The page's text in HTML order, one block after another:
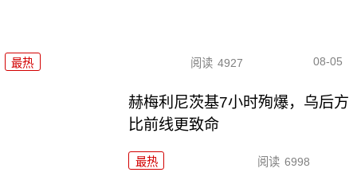
最热 阅读 4927 08-05
赫梅利尼茨基7小时殉爆，乌后方
比前线更致命
最热 阅读 6998